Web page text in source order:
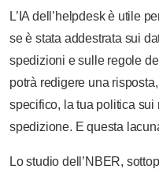
L’IA dell’helpdesk è utile
se è stata addestrata sui
spedizioni e sulle regole
potrà redigere una
specifico, la tua politica
spedizione. E questa
Lo studio dell’NBER,